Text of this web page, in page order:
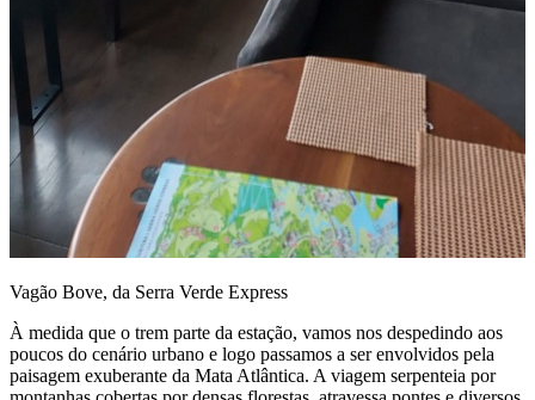
Vagão Bove, da Serra Verde Express
À medida que o trem parte da estação, vamos nos despedindo aos
poucos do cenário urbano e logo passamos a ser envolvidos pela
paisagem exuberante da Mata Atlântica. A viagem serpenteia por